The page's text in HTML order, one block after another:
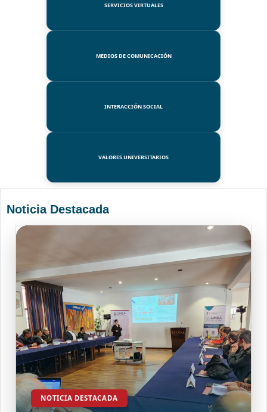
SERVICIOS VIRTUALES
MEDIOS DE COMUNICACIÓN
INTERACCIÓN SOCIAL
VALORES UNIVERSITARIOS
Noticia Destacada
NOTICIA DESTACADA